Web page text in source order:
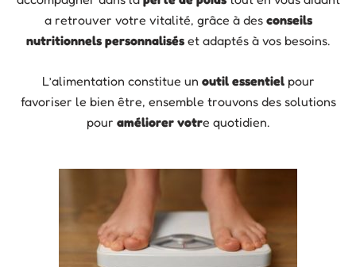
a retrouver votre vitalité, grâce à des conseils
nutritionnels personnalisés et adaptés à vos besoins.
L’alimentation constitue un outil essentielpour
favoriser le bien être, ensemble trouvons des solutions
pour améliorer votre quotidien.